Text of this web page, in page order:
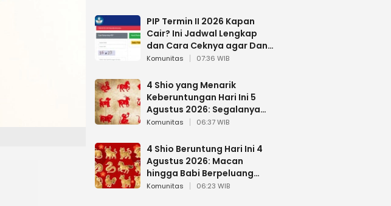
PIP Termin II 2026 Kapan
Cair? Ini Jadwal Lengkap
dan Cara Ceknya agar Dana
Tidak Hangus!
Komunitas 07:36 WIB
4 Shio yang Menarik
Keberuntungan Hari Ini 5
Agustus 2026: Segalanya
Berjalan Lancar
Komunitas 06:37 WIB
4 Shio Beruntung Hari Ini 4
Agustus 2026: Macan
hingga Babi Berpeluang
Dapat Kabar Baik
Komunitas 06:23 WIB